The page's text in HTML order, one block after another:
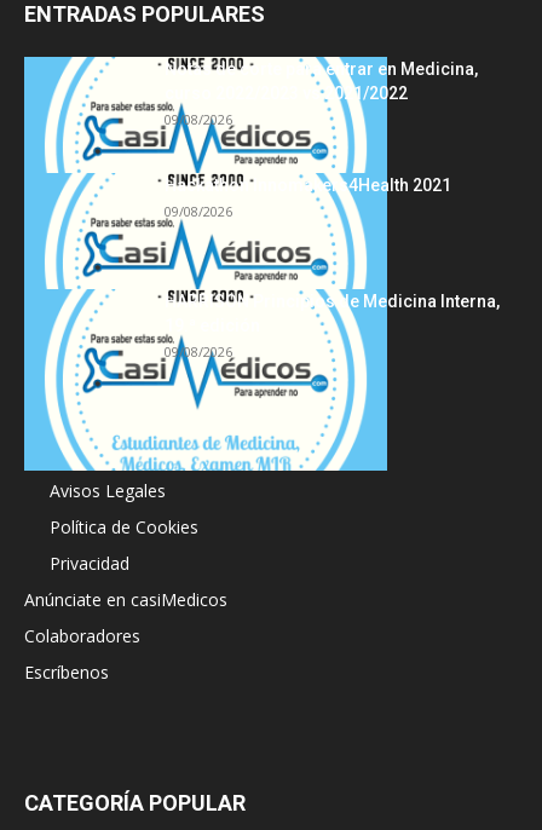
ENTRADAS POPULARES
Notas de corte para entrar en Medicina,
curso 2022/2023 vs 2021/2022
09/08/2026
Hackathon Innomakers4Health 2021
09/08/2026
HARRISON Principios de Medicina Interna,
09/08/2026
Acerca de
Avisos Legales
Política de Cookies
Privacidad
Anúnciate en casiMedicos
Colaboradores
Escríbenos
CATEGORÍA POPULAR